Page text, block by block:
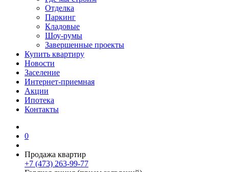
Отделка
Паркинг
Кладовые
Шоу-румы
Завершенные проекты
Купить квартиру
Новости
Заселение
Интернет-приемная
Акции
Ипотека
Контакты
0
Продажа квартир
+7 (473) 263-99-77